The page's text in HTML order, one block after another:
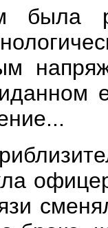
была